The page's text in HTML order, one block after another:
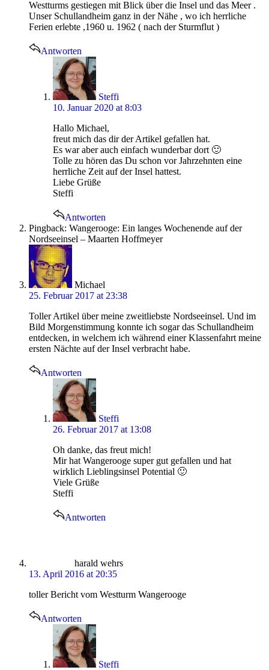
Westturms gestiegen mit Blick über die Insel und das Meer .
Unser Schullandheim ganz in der Nähe , wo ich herrliche
Ferien erlebte ,1960 u. 1962 ( nach der Sturmflut )
Antworten
says:
Steffi
10. Januar 2020 at 8:03
Hallo Michael,
freut mich das dir der Artikel gefallen hat.
Es war aber auch einfach wunderbar dort 🙂
Tolle zu hören das Du schon vor Jahrzehnten eine
herrliche Zeit auf der Insel hattest.
Liebe Grüße
Steffi
Antworten
Pingback: Wangerooge: Ein langes Wochenende auf der
Nordseeinsel – Maarten Hoffmeyer
says:
Michael
25. Februar 2017 at 23:38
Toller Artikel über meine zweitliebste Nordseeinsel. Und im
Bild Morgenstimmung konnte ich sogar das Schullandheim
entdecken, in welchem ich während einer Klassenfahrt meine
ersten Nächte auf der Insel verbracht habe.
Antworten
says:
Steffi
26. Februar 2017 at 13:08
Oh danke, das freut mich!
Mir hat Wangerooge super gut gefallen und hat
wirklich Lieblingsinsel Potential 🙂
Viele Grüße
Steffi
Antworten
harald wehrs
13. April 2016 at 20:35
toller Bericht vom Westturm Wangerooge
Antworten
says:
Steffi